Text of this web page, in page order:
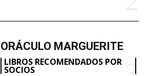
ORÁCULO MARGUERITE
LIBROS RECOMENDADOS POR
SOCIOS